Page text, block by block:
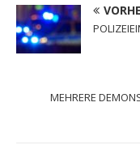
MEHRERE